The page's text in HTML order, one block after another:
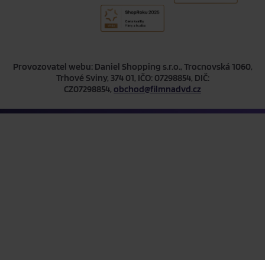
Provozovatel webu: Daniel Shopping s.r.o., Trocnovská 1060,
Trhové Sviny, 374 01, IČO: 07298854, DIČ:
CZ07298854, obchod@filmnadvd.cz